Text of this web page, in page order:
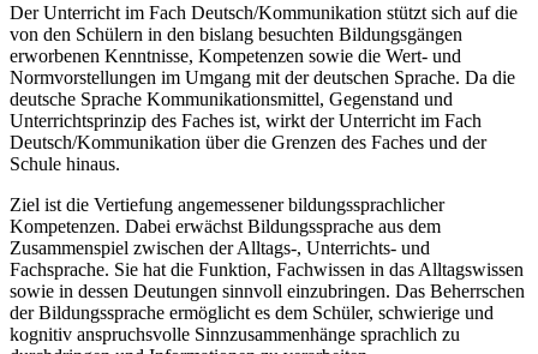
Der Unterricht im Fach Deutsch/Kommunikation stützt sich auf die
von den Schülern in den bislang besuchten Bildungsgängen
erworbenen Kenntnisse, Kompetenzen sowie die Wert- und
Normvorstellungen im Umgang mit der deutschen Sprache. Da die
deutsche Sprache Kommunikationsmittel, Gegenstand und
Unterrichtsprinzip des Faches ist, wirkt der Unterricht im Fach
Deutsch/Kommunikation über die Grenzen des Faches und der
Schule hinaus.
Ziel ist die Vertiefung angemessener bildungssprachlicher
Kompetenzen. Dabei erwächst Bildungssprache aus dem
Zusammenspiel zwischen der Alltags-, Unterrichts- und
Fachsprache. Sie hat die Funktion, Fachwissen in das Alltagswissen
sowie in dessen Deutungen sinnvoll einzubringen. Das Beherrschen
der Bildungssprache ermöglicht es dem Schüler, schwierige und
kognitiv anspruchsvolle Sinnzusammenhänge sprachlich zu